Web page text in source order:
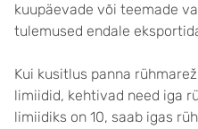
kuupäevade või teemade
tulemused endale
Kui kusitlus panna
limiidid, kehtivad need iga
limiidiks on 10, saab igas